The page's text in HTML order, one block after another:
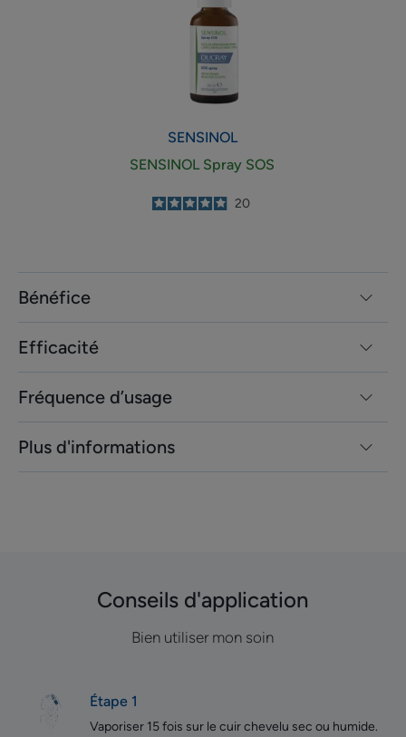
SENSINOL
SENSINOL Spray SOS
5
/
5
20
Bénéfice
Efficacité
Fréquence d’usage
Plus d'informations
Conseils d'application
Bien utiliser mon soin
Étape 1
Vaporiser 15 fois sur le cuir chevelu sec ou humide.